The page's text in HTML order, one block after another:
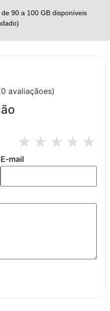
90 a 100 GB disponíveis
avaliaçãoes)
★
★
★
★
★
E-mail